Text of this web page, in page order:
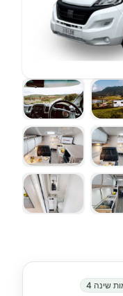
שינה 4